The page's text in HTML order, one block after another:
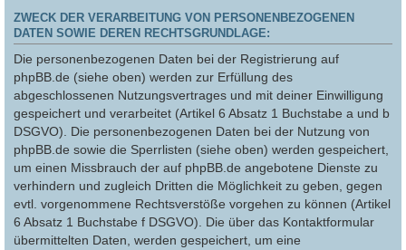
ZWECK DER VERARBEITUNG VON PERSONENBEZOGENEN
DATEN SOWIE DEREN RECHTSGRUNDLAGE:
Die personenbezogenen Daten bei der Registrierung auf
phpBB.de (siehe oben) werden zur Erfüllung des
abgeschlossenen Nutzungsvertrages und mit deiner Einwilligung
gespeichert und verarbeitet (Artikel 6 Absatz 1 Buchstabe a und b
DSGVO). Die personenbezogenen Daten bei der Nutzung von
phpBB.de sowie die Sperrlisten (siehe oben) werden gespeichert,
um einen Missbrauch der auf phpBB.de angebotene Dienste zu
verhindern und zugleich Dritten die Möglichkeit zu geben, gegen
evtl. vorgenommene Rechtsverstöße vorgehen zu können (Artikel
6 Absatz 1 Buchstabe f DSGVO). Die über das Kontaktformular
übermittelten Daten, werden gespeichert, um eine